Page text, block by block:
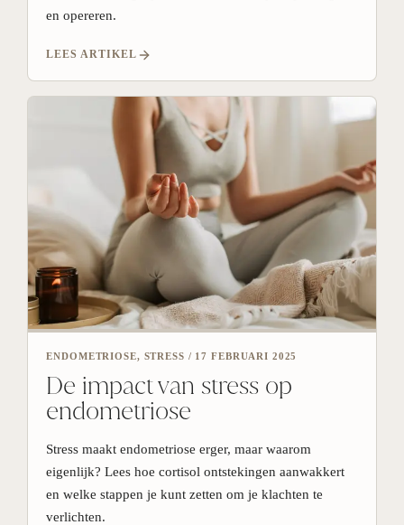
en opereren.
LEES ARTIKEL
ENDOMETRIOSE, STRESS / 17 FEBRUARI 2025
De impact van stress op
endometriose
Stress maakt endometriose erger, maar waarom
eigenlijk? Lees hoe cortisol ontstekingen aanwakkert
en welke stappen je kunt zetten om je klachten te
verlichten.